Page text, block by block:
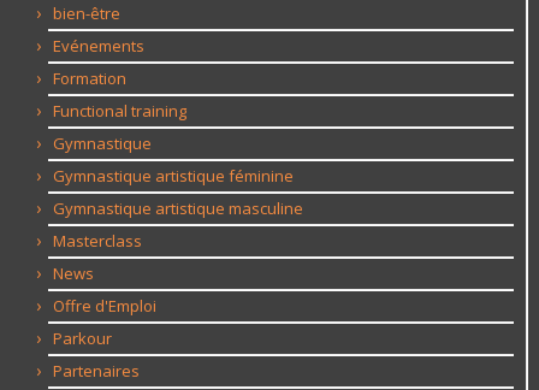
bien-être
Evénements
Formation
Functional training
Gymnastique
Gymnastique artistique féminine
Gymnastique artistique masculine
Masterclass
News
Offre d'Emploi
Parkour
Partenaires